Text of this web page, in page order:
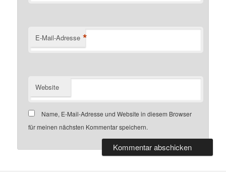
E-Mail-Adresse *
Website
Name, E-Mail-Adresse und Website in diesem Browser
für meinen nächsten Kommentar speichern.